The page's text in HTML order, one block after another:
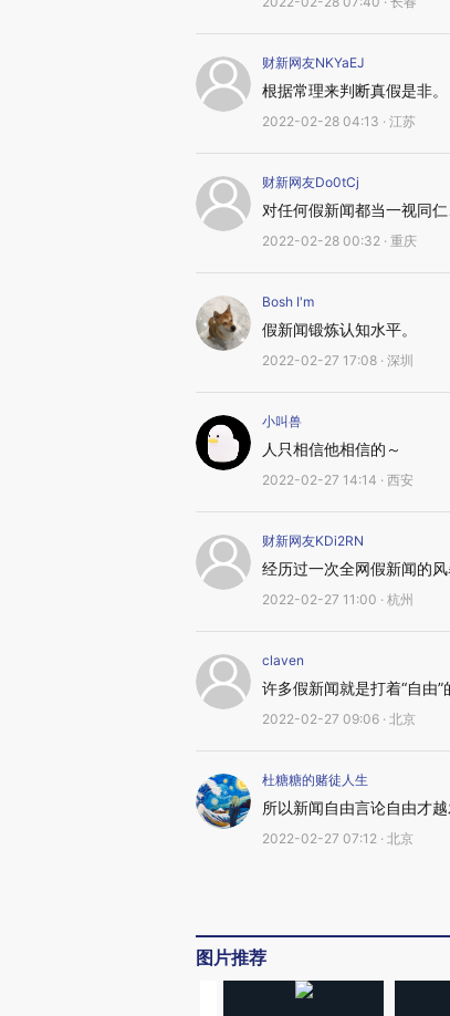
财新网友NKYaEJ
根据常理来判断真假是非。
2022-02-28 04:13 · 江苏
财新网友Do0tCj
对任何假新闻都当一视同
2022-02-28 00:32 · 重庆
Bosh I'm
假新闻锻炼认知水平。
2022-02-27 17:08 · 深圳
小叫兽
人只相信他相信的～
2022-02-27 14:14 · 西安
财新网友KDi2RN
经历过一次全网假新闻的
2022-02-27 11:00 · 杭州
claven
许多假新闻就是打着“自由
2022-02-27 09:06 · 北京
杜糖糖的赌徒人生
所以新闻自由言论自由才越
2022-02-27 07:12 · 北京
图片推荐